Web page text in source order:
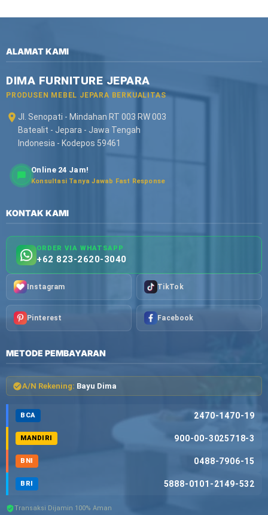
ALAMAT KAMI
DIMA FURNITURE JEPARA
PRODUSEN MEBEL JEPARA BERKUALITAS
Jl. Senopati - Mindahan RT 003 RW 003
Batealit - Jepara - Jawa Tengah
Indonesia - Kodepos 59461
Online 24 Jam!
Konsultasi Tanya Jawab Fast Response
KONTAK KAMI
ORDER VIA WHATSAPP
+62 823-2620-3040
Instagram TikTok
Pinterest Facebook
METODE PEMBAYARAN
A/N Rekening: Bayu Dima
BCA 2470-1470-19
MANDIRI 900-00-3025718-3
BNI 0488-7906-15
BRI 5888-0101-2149-532
Transaksi Dijamin 100% Aman